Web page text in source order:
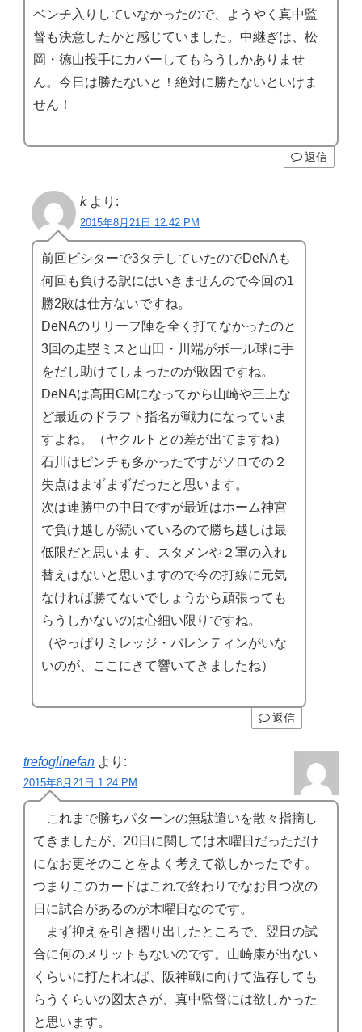
ベンチ入りしていなかったので、ようやく真中監
督も決意したかと感じていました。中継ぎは、松
岡・徳山投手にカバーしてもらうしかありませ
ん。今日は勝たないと！絶対に勝たないといけま
せん！
返信
k より:
2015年8月21日 12:42 PM
前回ビシターで3タテしていたのでDeNAも
何回も負ける訳にはいきませんので今回の1
勝2敗は仕方ないですね。
DeNAのリリーフ陣を全く打てなかったのと
3回の走塁ミスと山田・川端がボール球に手
をだし助けてしまったのが敗因ですね。
DeNAは高田GMになってから山崎や三上な
ど最近のドラフト指名が戦力になっていま
すよね。（ヤクルトとの差が出てますね）
石川はピンチも多かったですがソロでの２
失点はまずまずだったと思います。
次は連勝中の中日ですが最近はホーム神宮
で負け越しが続いているので勝ち越しは最
低限だと思います、スタメンや２軍の入れ
替えはないと思いますので今の打線に元気
なければ勝てないでしょうから頑張っても
らうしかないのは心細い限りですね。
（やっぱりミレッジ・バレンティンがいな
いのが、ここにきて響いてきましたね）
返信
trefoglinefan より:
2015年8月21日 1:24 PM
これまで勝ちパターンの無駄遣いを散々指摘し
てきましたが、20日に関しては木曜日だっただけ
になお更そのことをよく考えて欲しかったです。
つまりこのカードはこれで終わりでなお且つ次の
日に試合があるのが木曜日なのです。
まず抑えを引き摺り出したところで、翌日の試
合に何のメリットもないのです。山崎康が出ない
くらいに打たれれば、阪神戦に向けて温存しても
らうくらいの図太さが、真中監督には欲しかった
と思います。